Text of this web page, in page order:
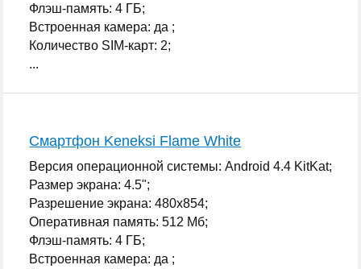
Флэш-память: 4 ГБ;
Встроенная камера: да ;
Количество SIM-карт: 2;
...
Смартфон Keneksi Flame White
Версия операционной системы: Android 4.4 KitKat;
Размер экрана: 4.5";
Разрешение экрана: 480x854;
Оперативная память: 512 Мб;
Флэш-память: 4 ГБ;
Встроенная камера: да ;